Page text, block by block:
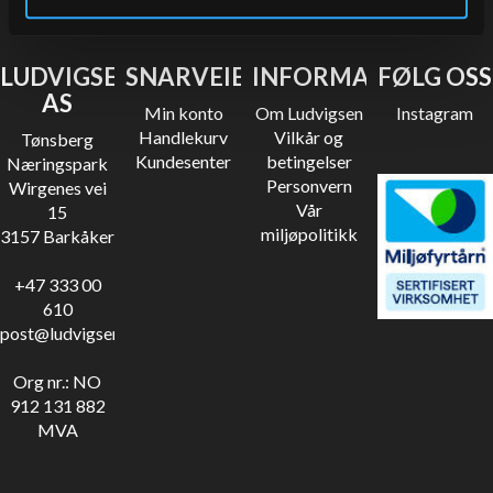
LUDVIGSEN
AS
Tønsberg
Næringspark
Wirgenes vei
15
3157 Barkåker
+47 333 00
610
post@ludvigsen.no
Org nr.: NO
912 131 882
MVA
SNARVEIER
Min konto
Handlekurv
Kundesenter
INFORMASJON
Om Ludvigsen
Vilkår og
betingelser
Personvern
Vår
miljøpolitikk
FØLG OSS
Instagram